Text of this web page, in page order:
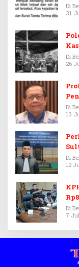
Di
31
Di
26
Di
13
Di
12
Di
7